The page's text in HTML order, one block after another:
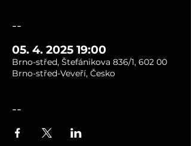
--
05. 4. 2025 19:00
Brno-střed, Štefánikova 836/1, 602 00
Brno-střed-Veveří, Česko
--